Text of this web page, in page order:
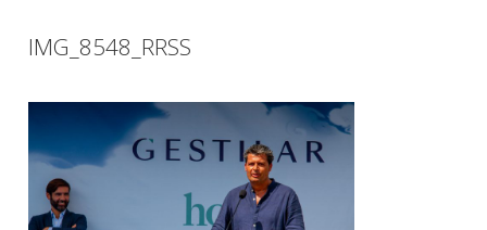
IMG_8548_RRSS